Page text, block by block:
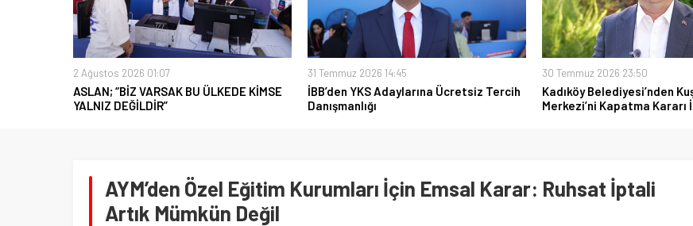
2 Ağustos 2026 01:07
ASLAN; “BİZ VARSAK BU ÜLKEDE KİMSE
YALNIZ DEĞİLDİR”
31 Temmuz 2026 14:45
İBB’den YKS Adaylarına Ücretsiz Tercih
Danışmanlığı
30 Temmuz 2026 23:50
Kadıköy Belediyesi’nden
Merkezi’ni Kapatma Kararı
AYM’den Özel Eğitim Kurumları İçin Emsal Karar: Ruhsat İptali
Artık Mümkün Değil